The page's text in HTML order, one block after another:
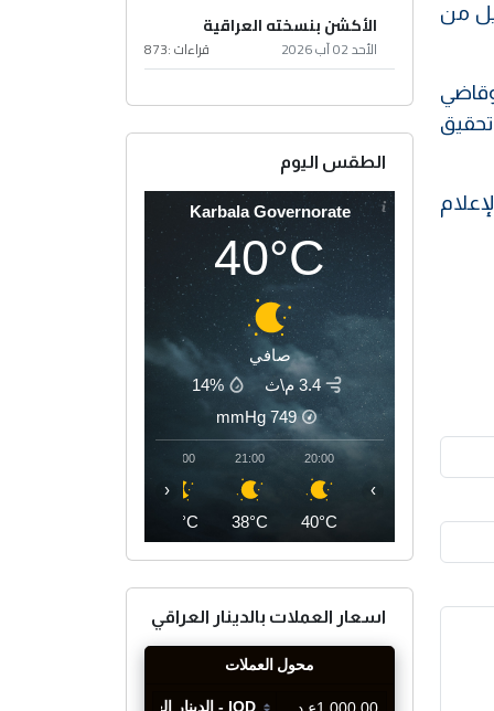
من
الأكشن بنسخته العراقية
الأحد 02 آب 2026 قراءات :873
الطقس اليوم
Karbala Governorate
40°C
صافي
3.4 م\ث
14%
749
mmHg
20:00
40°C
21:00
38°C
22:00
37°C
‹ ›
اسعار العملات بالدينار العراقي